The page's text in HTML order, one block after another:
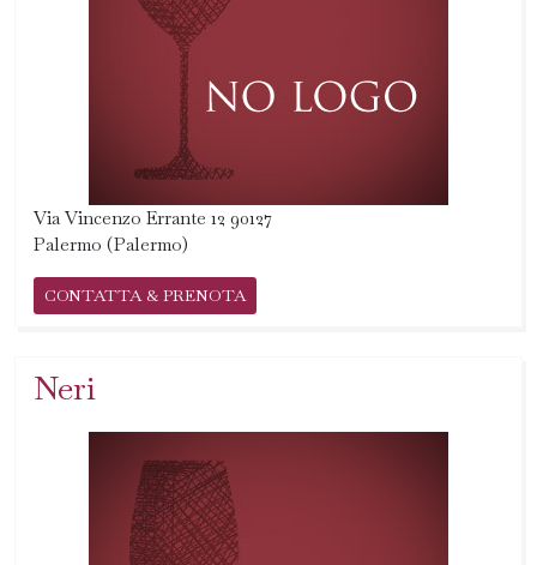
Via Vincenzo Errante 12 90127
Palermo (Palermo)
CONTATTA & PRENOTA
Neri